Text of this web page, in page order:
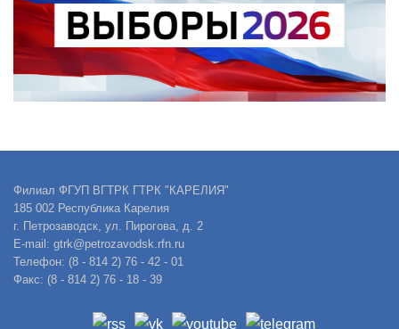
Филиал ФГУП ВГТРК ГТРК "КАРЕЛИЯ"
185 002 Республика Карелия
г. Петрозаводск, ул. Пирогова, д. 2
E-mail: gtrk@petrozavodsk.rfn.ru
Телефон: (8 - 814 2) 76 - 42 - 01
Факс: (8 - 814 2) 76 - 18 - 39